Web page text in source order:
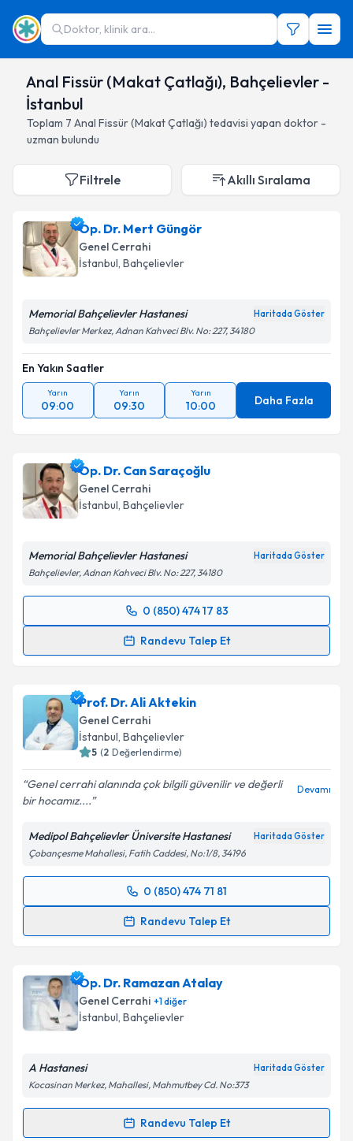
Doktor, klinik ara...
Anal Fissür (Makat Çatlağı), Bahçelievler -
İstanbul
Toplam 7 Anal Fissür (Makat Çatlağı) tedavisi yapan doktor -
uzman bulundu
Filtrele Akıllı Sıralama
Op. Dr. Mert Güngör
Genel Cerrahi
İstanbul, Bahçelievler
Memorial Bahçelievler Hastanesi Haritada Göster
Bahçelievler Merkez, Adnan Kahveci Blv. No: 227, 34180
En Yakın Saatler
Yarın
09:00
Yarın
09:30
Yarın
10:00 Daha Fazla
Op. Dr. Can Saraçoğlu
Genel Cerrahi
İstanbul, Bahçelievler
Memorial Bahçelievler Hastanesi Haritada Göster
Bahçelievler, Adnan Kahveci Blv. No: 227, 34180
0 (850) 474 17 83
Randevu Talep Et
Randevu Takvimi Talebi
takvim hazırlandığında e-posta ile bilgilendireceğiz.
E-posta Adresiniz
'ni okudum ve kişisel verilerimin belirtilen
kapsamda işlenmesini kabul ediyorum.
Takvim Talebini Gönder
Prof. Dr. Ali Aktekin
Genel Cerrahi
İstanbul, Bahçelievler
5 (2 Değerlendirme)
Genel cerrahi alanında çok bilgili güvenilir ve değerli
bir hocamız....
Devamı
Medipol Bahçelievler Üniversite Hastanesi Haritada Göster
Çobançesme Mahallesi, Fatih Caddesi, No:1/8, 34196
0 (850) 474 71 81
Randevu Talep Et
Randevu Takvimi Talebi
takvim hazırlandığında e-posta ile bilgilendireceğiz.
E-posta Adresiniz
Kişisel verilerimin işlenmesine ilişkin
Metni'ni okudum ve kişisel verilerimin belirtilen
kapsamda işlenmesini kabul ediyorum.
Op. Dr. Ramazan Atalay
Genel Cerrahi +1diğer
İstanbul, Bahçelievler
A Hastanesi Haritada Göster
Kocasinan Merkez, Mahallesi, Mahmutbey Cd. No:373
Randevu Talep Et
Randevu Takvimi Talebi